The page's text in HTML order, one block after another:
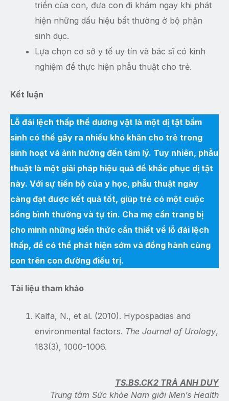
triển của con, đưa con đi khám ngay khi phát
hiện những dấu hiệu bất thường ở bộ phận
sinh dục.
Lựa chọn cơ sở y tế uy tín và bác sĩ có kinh
nghiệm để thực hiện phẫu thuật cho trẻ.
Kết luận
Lỗ đái lệch thấp thể dương vật là một dị tật bẩm
sinh có thể gây ra nhiều khó khăn cho trẻ trong
sinh hoạt và ảnh hưởng đến tâm lý. Tuy nhiên, phẫu
thuật là một giải pháp hiệu quả để khắc phục dị tật
này. Với sự tiến bộ của y học, phẫu thuật ngày
càng đạt được kết quả tốt, giúp trẻ có một cuộc
sống bình thường và tự tin. Cha mẹ cần trang bị
cho mình những kiến thức cần thiết về lỗ đái lệch
thấp, để có thể phát hiện sớm và đồng hành cùng
con trên con đường điều trị.
Tài liệu tham khảo
Kalfa, N., et al. (2010). Hypospadias and
environmental factors. The Journal of Urology,
183(3), 1000-1006.
TS.BS.CK2 TRÀ ANH DUY
Trung tâm Sức khỏe Nam giới Men’s Health